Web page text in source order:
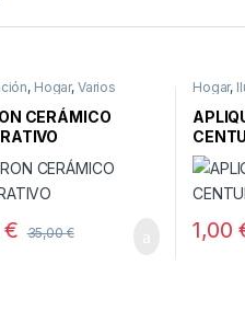
, Hogar, Varios
CERÁMICO
€ 35,00€
Hogar,
1,00